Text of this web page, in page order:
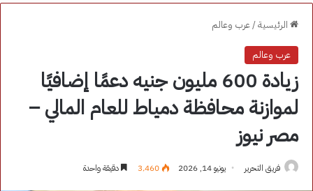
الرئيسية/عرب وعالم
عرب وعالم
زيادة 600 مليون جنيه دعمًا إضافيًا
لموازنة محافظة دمياط للعام المالي –
مصر نيوز
فريق التحرير يونيو 14, 2026 3٬460 دقيقة واحدة